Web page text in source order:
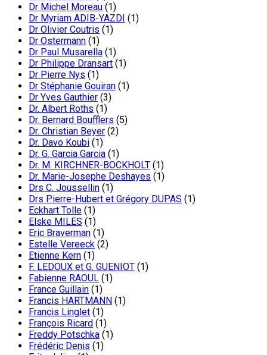
Dr Michel Moreau (1)
Dr Myriam ADIB-YAZDI (1)
Dr Olivier Coutris (1)
Dr Ostermann (1)
Dr Paul Musarella (1)
Dr Philippe Dransart (1)
Dr Pierre Nys (1)
Dr Stéphanie Gouiran (1)
Dr Yves Gauthier (3)
Dr. Albert Roths (1)
Dr. Bernard Boufflers (5)
Dr. Christian Beyer (2)
Dr. Davo Koubi (1)
Dr. G. Garcia Garcia (1)
Dr. M. KIRCHNER-BOCKHOLT (1)
Dr. Marie-Josephe Deshayes (1)
Drs C. Joussellin (1)
Drs Pierre-Hubert et Grégory DUPAS (1)
Eckhart Tolle (1)
Elske MILES (1)
Eric Braverman (1)
Estelle Vereeck (2)
Etienne Kern (1)
F. LEDOUX et G. GUENIOT (1)
Fabienne RAOUL (1)
France Guillain (1)
Francis HARTMANN (1)
Francis Linglet (1)
François Ricard (1)
Freddy Potschka (1)
Frédéric Denis (1)